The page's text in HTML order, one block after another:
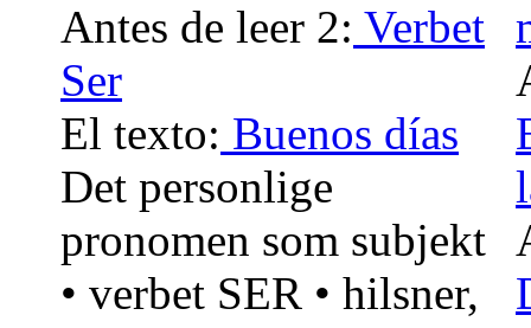
Antes de leer 2: Verbet
Ser
El texto: Buenos días
Det personlige
pronomen som subjekt
• verbet SER • hilsner,